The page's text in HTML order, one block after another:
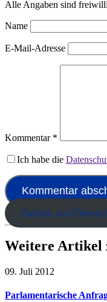
Alle Angaben sind
Name
E-Mail-Adresse
Kommentar *
Ich habe die
Zurück zur
Weitere Artikel
09. Juli 2012
Parlamentarische